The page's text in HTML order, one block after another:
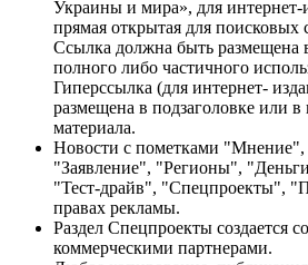
Украины и мира», для интернет-
прямая открытая для поисковых
Ссылка должна быть размещена
полного либо частичного
Гиперссылка (для интернет-
размещена в подзаголовке или в
материала.
Новости с пометками "Мнение",
"Заявление", "Регионы",
"Тест-драйв", "Спецпроекты",
правах рекламы.
Раздел Спецпроекты создается
коммерческими партнерами.